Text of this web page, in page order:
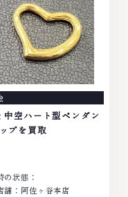
クセサリー・貴金属・宝
イヤモンド・ジュエリーや
ド品・時計等は特に自信を
、高額査定を実現しており
古くて使わなくなってし
アクセサリー、動かなくな
まった腕時計、多くのお品
価買取りを実現しており、
はお値段の付かなかったお
も、一点一点丁寧に無料で
中空ハート型ペンダン
プを買取
の状態：
舗：阿佐ヶ谷本店